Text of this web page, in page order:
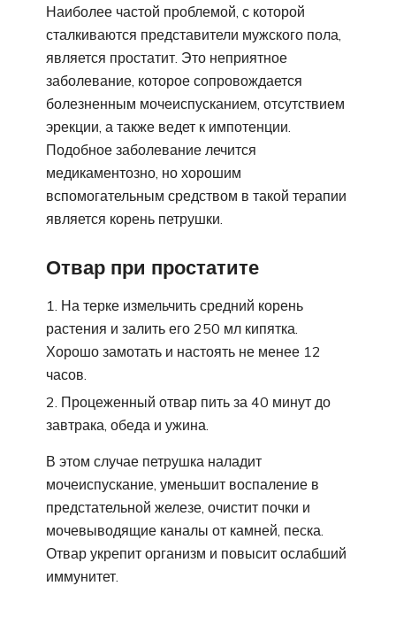
Наиболее частой проблемой, с которой
сталкиваются представители мужского пола,
является простатит. Это неприятное
заболевание, которое сопровождается
болезненным мочеиспусканием, отсутствием
эрекции, а также ведет к импотенции.
Подобное заболевание лечится
медикаментозно, но хорошим
вспомогательным средством в такой терапии
является корень петрушки.
Отвар при простатите
На терке измельчить средний корень
растения и залить его 250 мл кипятка.
Хорошо замотать и настоять не менее 12
часов.
Процеженный отвар пить за 40 минут до
завтрака, обеда и ужина.
В этом случае петрушка наладит
мочеиспускание, уменьшит воспаление в
предстательной железе, очистит почки и
мочевыводящие каналы от камней, песка.
Отвар укрепит организм и повысит ослабший
иммунитет.